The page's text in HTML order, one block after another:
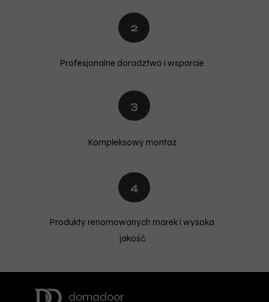
3
Kompleksowy montaż
4
Produkty renomowanych marek i wysoka
jakość
2
Profesjonalne doradztwo i wsparcie
domadoor